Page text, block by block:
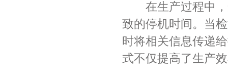
在生产过程中，
致的停机时间。当
时将相关信息传递
式不仅提高了生产